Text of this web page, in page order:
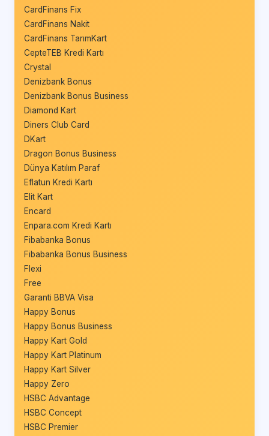
CardFinans Fix
CardFinans Nakit
CardFinans TarımKart
CepteTEB Kredi Kartı
Crystal
Denizbank Bonus
Denizbank Bonus Business
Diamond Kart
Diners Club Card
DKart
Dragon Bonus Business
Dünya Katılım Paraf
Eflatun Kredi Kartı
Elit Kart
Encard
Enpara.com Kredi Kartı
Fibabanka Bonus
Fibabanka Bonus Business
Flexi
Free
Garanti BBVA Visa
Happy Bonus
Happy Bonus Business
Happy Kart Gold
Happy Kart Platinum
Happy Kart Silver
Happy Zero
HSBC Advantage
HSBC Concept
HSBC Premier